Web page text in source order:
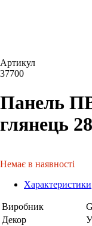
Артикул
37700
Панель
глянець
Немає в наявності
Характеристики
Виробник
Декор